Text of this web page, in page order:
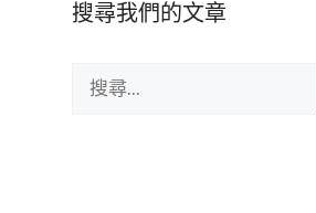
搜尋我們的文章
尋: